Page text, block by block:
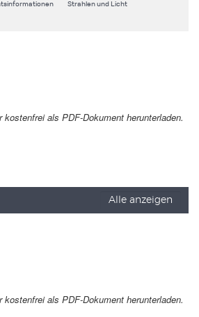
Strahlen und Licht
als PDF-Dokument herunterladen.
Alle anzeigen
als PDF-Dokument herunterladen.